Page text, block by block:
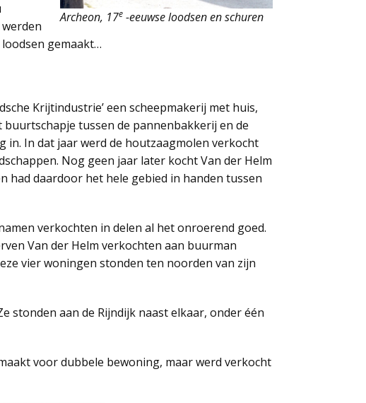
Archeon, 17e -eeuwse loodsen en schuren
gemaakt…
Krijtindustrie’ een scheepmakerij met huis,
tussen de pannenbakkerij en de
in. In dat jaar werd de houtzaagmolen verkocht
Nog geen jaar later kocht Van der Helm
had daardoor het hele gebied in handen tussen
verkochten in delen al het onroerend goed.
Van der Helm verkochten aan buurman
vier woningen stonden ten noorden van zijn
stonden aan de Rijndijk naast elkaar, onder één
voor dubbele bewoning, maar werd verkocht